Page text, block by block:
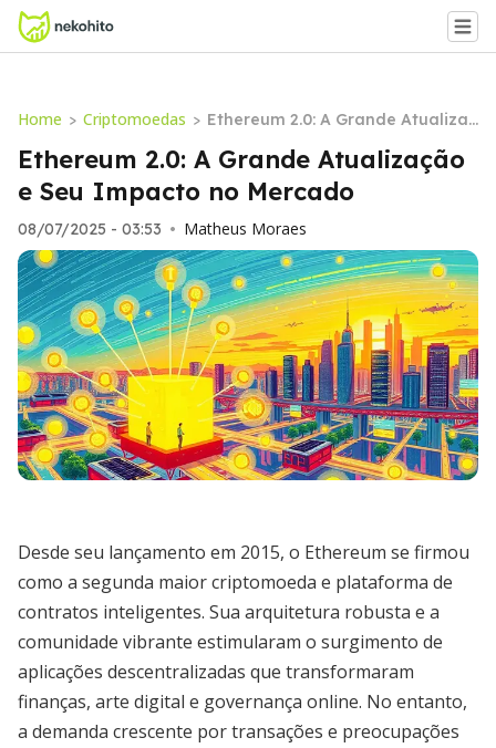
Home > Criptomoedas > Ethereum 2.0: A Grande Atualizaç
ão e Seu Impacto no Mercado
Ethereum 2.0: A Grande Atualização
e Seu Impacto no Mercado
08/07/2025 - 03:53 • Matheus Moraes
Desde seu lançamento em 2015, o Ethereum se firmou
como a segunda maior criptomoeda e plataforma de
contratos inteligentes. Sua arquitetura robusta e a
comunidade vibrante estimularam o surgimento de
aplicações descentralizadas que transformaram
finanças, arte digital e governança online. No entanto,
a demanda crescente por transações e preocupações